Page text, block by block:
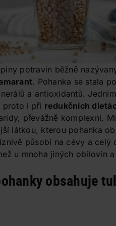
potravin běžně
. Pohanka se stala
a antioxidantů.
proto i při redukčních
převážně komplexní.
látkou, kterou pohanka
působí na cévy a celý
u mnoha jiných obilovin
obsahuje